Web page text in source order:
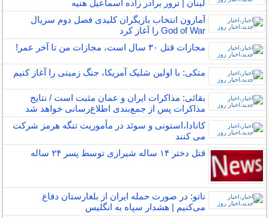
لبنان | ترور برادر زاده اسماعیل هنیه
آمازون انتخاب بازیگران کلیدی فصل دوم سریال
God of War را آغاز کرد
مجازات قتل ۳۰ سال است، مجازات من تا آخر عمر!
متکی: با اولین شلیک آمریکا، جنگ زمینی را آغاز کنیم
بقائی: مذاکرات ایران و عمان مثبت است / نتایج
مذاکرات پس از جمع‌بندی اطلاع‌رسانی خواهد شد
کانادا،استونی و سوئد در مأموریت تنگه هرمز شرکت
می کنند
قتل دختر ۱۴ ساله شیرازی توسط پسر ۲۴ ساله
ناتو: در صورت حمله ایران از بلغارستان دفاع
می‌کنیم | هشدار سپاه به انگلیس